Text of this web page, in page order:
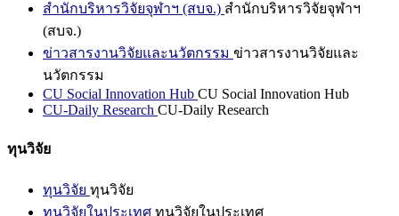
สำนักบริหารวิจัยจุฬาฯ (สบจ.) สำนักบริหารวิจัยจุฬาฯ
(สบจ.)
ข่าวสารงานวิจัยและนวัตกรรม ข่าวสารงานวิจัยและ
นวัตกรรม
CU Social Innovation Hub CU Social Innovation Hub
CU-Daily Research CU-Daily Research
ทุนวิจัย
ทุนวิจัย ทุนวิจัย
ทุนวิจัยในประเทศ ทุนวิจัยในประเทศ